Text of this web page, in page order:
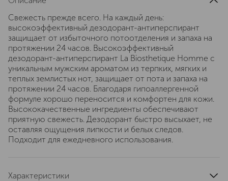
Свежесть прежде всего. На каждый день:
высокоэффективный дезодорант-антиперспирант
защищает от избыточного потоотделения и запаха на
протяжении 24 часов. Высокоэффективный
дезодорант-антиперспирант La Biosthetique Homme с
уникальным мужским ароматом из терпких, мягких и
теплых землистых нот, защищает от пота и запаха на
протяжении 24 часов. Благодаря гипоаллергенной
формуле хорошо переносится и комфортен для кожи.
Высококачественные ингредиенты обеспечивают
приятную свежесть. Дезодорант быстро высыхает, не
оставляя ощущения липкости и белых следов.
Подходит для ежедневного использования.
Характеристики